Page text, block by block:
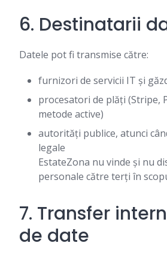
6. Destinatarii
Datele pot fi transmise către:
furnizori de servicii IT și
procesatori de plăți (Stripe,
metode active)
autorități publice, atunci
legale
EstateZona nu vinde și nu
personale către terți în
7. Transfer
de date